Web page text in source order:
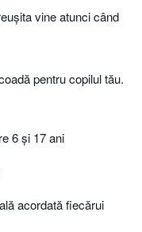
vine atunci când
pentru copilul tău.
6 și 17 ani
acordată fiecărui